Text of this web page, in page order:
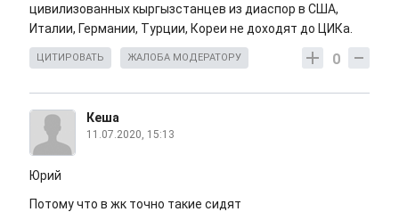
цивилизованных кыргызстанцев из диаспор в США,
Италии, Германии, Турции, Кореи не доходят до ЦИКа.
0
ЦИТИРОВАТЬ ЖАЛОБА МОДЕРАТОРУ
Кеша
11.07.2020, 15:13
Юрий
Потому что в жк точно такие сидят